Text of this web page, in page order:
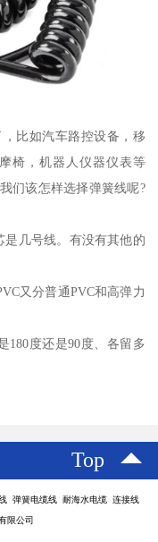
比如汽车路控设备，移
椅，机器人仪器仪表等
们该怎样选择弹簧线呢?
是几号线。有没有其他的
又分普通PVC和高弹力
180度还是90度、各留多
Top
弹簧电缆线 耐海水电缆 连接线
限公司